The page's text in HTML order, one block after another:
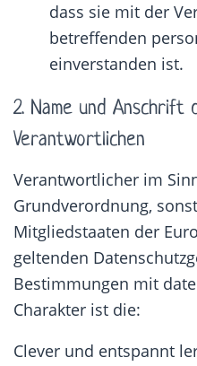
dass sie mit der
betreffenden
einverstanden ist.
2. Name und
Verantwortlichen
Verantwortlicher im
Grundverordnung,
Mitgliedstaaten der
geltenden
Bestimmungen mit
Charakter ist die:
Clever und entspannt